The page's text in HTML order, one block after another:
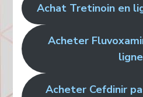
Achat Tretinoin en
Acheter
ligne
Acheter Cefdinir